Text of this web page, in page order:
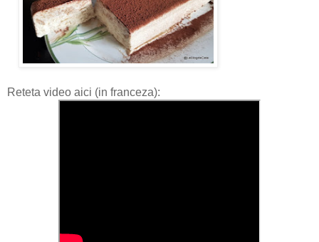
Reteta video aici (in franceza):